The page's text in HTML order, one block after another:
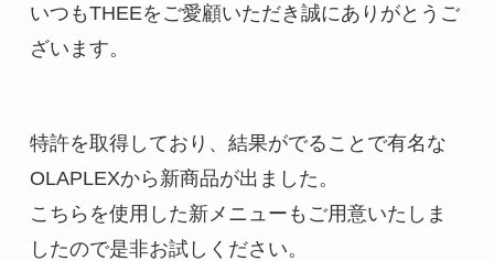
いつもTHEEをご愛顧いただき誠にありがとうご
ざいます。
特許を取得しており、結果がでることで有名な
OLAPLEXから新商品が出ました。
こちらを使用した新メニューもご用意いたしま
したので是非お試しください。